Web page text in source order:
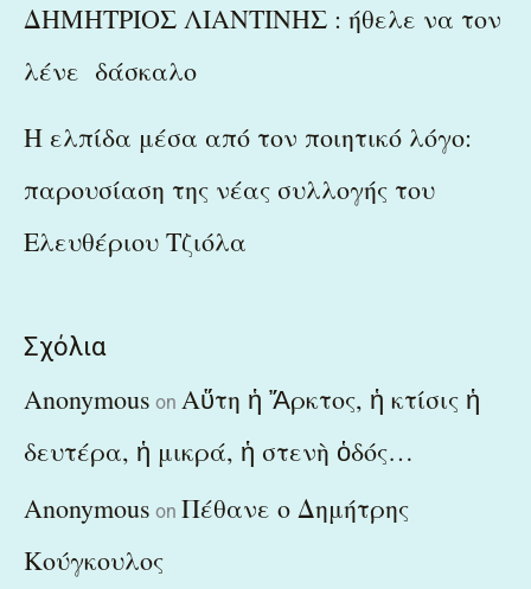
ΔΗΜΗΤΡΙΟΣ ΛΙΑΝΤΙΝΗΣ : ήθελε να τον
λένε δάσκαλο
Η ελπίδα μέσα από τον ποιητικό λόγο:
παρουσίαση της νέας συλλογής του
Ελευθέριου Τζιόλα
Σχόλια
Anonymous on Αὕτη ἡ Ἄρκτος, ἡ κτίσις ἡ
δευτέρα, ἡ μικρά, ἡ στενὴ ὁδός…
Anonymous on Πέθανε ο Δημήτρης
Κούγκουλος